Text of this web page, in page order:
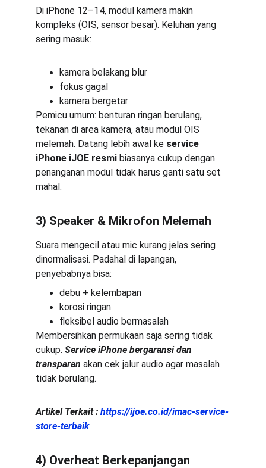
Di iPhone 12–14, modul kamera makin
kompleks (OIS, sensor besar). Keluhan yang
sering masuk:
kamera belakang blur
fokus gagal
kamera bergetar
Pemicu umum: benturan ringan berulang,
tekanan di area kamera, atau modul OIS
melemah. Datang lebih awal ke service
iPhone iJOE resmi biasanya cukup dengan
penanganan modul tidak harus ganti satu set
mahal.
3) Speaker & Mikrofon Melemah
Suara mengecil atau mic kurang jelas sering
dinormalisasi. Padahal di lapangan,
penyebabnya bisa:
debu + kelembapan
korosi ringan
fleksibel audio bermasalah
Membersihkan permukaan saja sering tidak
cukup. Service iPhone bergaransi dan
transparan akan cek jalur audio agar masalah
tidak berulang.
Artikel Terkait : https://ijoe.co.id/imac-service-
store-terbaik
4) Overheat Berkepanjangan